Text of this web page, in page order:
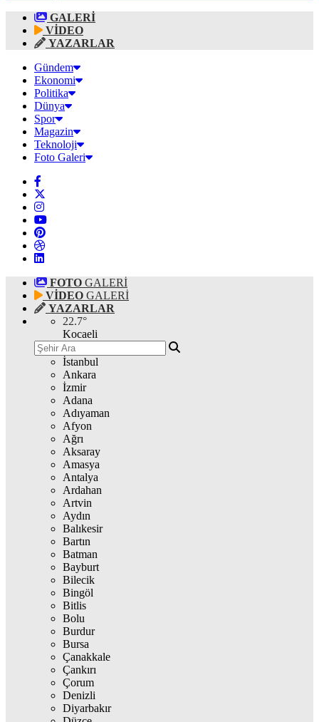
GALERİ
VİDEO
YAZARLAR
Gündem
Ekonomi
Politika
Dünya
Spor
Magazin
Teknoloji
Foto Galeri
FOTO GALERİ
VİDEO GALERİ
YAZARLAR
22.7°
Kocaeli
İstanbul
Ankara
İzmir
Adana
Adıyaman
Afyon
Ağrı
Aksaray
Amasya
Antalya
Ardahan
Artvin
Aydın
Balıkesir
Bartın
Batman
Bayburt
Bilecik
Bingöl
Bitlis
Bolu
Burdur
Bursa
Çanakkale
Çankırı
Çorum
Denizli
Diyarbakır